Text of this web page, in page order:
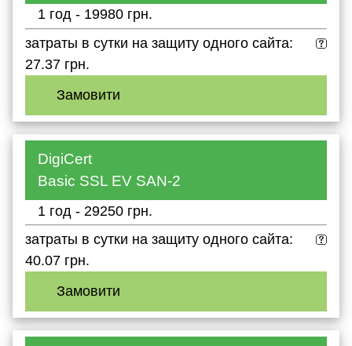
1 год - 19980 грн.
затраты в сутки на защиту одного сайта:
27.37 грн.
Замовити
DigiCert
Basic SSL EV SAN-2
1 год - 29250 грн.
затраты в сутки на защиту одного сайта:
40.07 грн.
Замовити